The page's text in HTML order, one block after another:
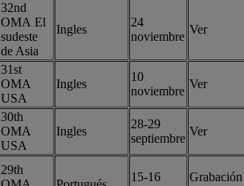
32nd
OMA El
sudeste
de Asia
Ingles
24
noviembre
Ver
31st
OMA
USA
Ingles
10
noviembre
Ver
30th
OMA
USA
Ingles
28-29
septiembre
Ver
29th
15-16
Grabación